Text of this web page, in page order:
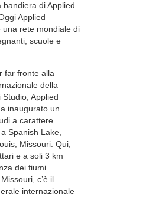
bandiera di Applied
Applied
una rete mondiale di
scuole e
far fronte alla
della
Studio, Applied
inaugurato un
a carattere
Spanish Lake,
Missouri. Qui,
e a soli 3 km
dei fiumi
c’è il
internazionale